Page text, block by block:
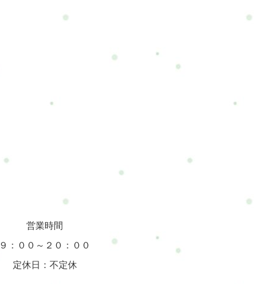
営業時間
９：００～２０：００
定休日：不定休